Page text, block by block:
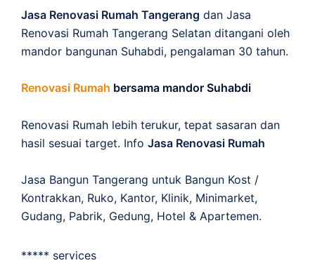
Jasa Renovasi Rumah Tangerang dan Jasa
Renovasi Rumah Tangerang Selatan ditangani oleh
mandor bangunan Suhabdi, pengalaman 30 tahun.
Renovasi Rumah bersama mandor Suhabdi
Renovasi Rumah lebih terukur, tepat sasaran dan
hasil sesuai target. Info Jasa Renovasi Rumah
Jasa Bangun Tangerang untuk Bangun Kost /
Kontrakkan, Ruko, Kantor, Klinik, Minimarket,
Gudang, Pabrik, Gedung, Hotel & Apartemen.
***** services